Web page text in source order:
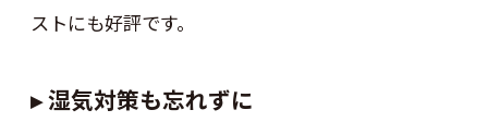
ストにも好評です。
▸ 湿気対策も忘れずに